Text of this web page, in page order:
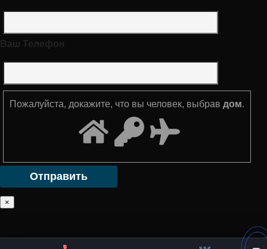
Ваш Телефон
Пожалуйста, докажите, что вы человек, выбрав дом.
×